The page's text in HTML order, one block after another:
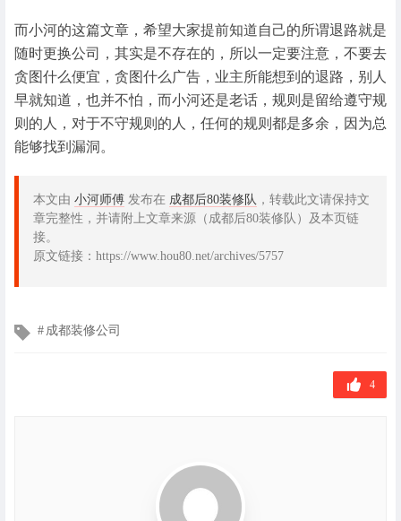
而小河的这篇文章，希望大家提前知道自己的所谓退路就是
随时更换公司，其实是不存在的，所以一定要注意，不要去
贪图什么便宜，贪图什么广告，业主所能想到的退路，别人
早就知道，也并不怕，而小河还是老话，规则是留给遵守规
则的人，对于不守规则的人，任何的规则都是多余，因为总
能够找到漏洞。
本文由 小河师傅 发布在 成都后80装修队 ，转载此文请保持文
章完整性，并请附上文章来源（成都后80装修队）及本页链
接。
原文链接：https://www.hou80.net/archives/5757
文 成都装修公司
4